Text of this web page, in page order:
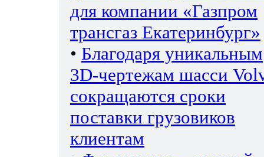
для компании «Газпром
трансгаз Екатеринбург»
• Благодаря уникальным
3D-чертежам шасси
сокращаются сроки
поставки грузовиков
клиентам